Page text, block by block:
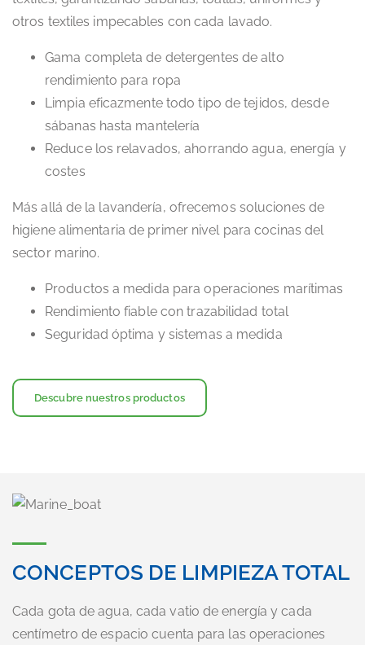
otros textiles impecables con cada lavado.
Gama completa de detergentes de alto
rendimiento para ropa
Limpia eficazmente todo tipo de tejidos, desde
sábanas hasta mantelería
Reduce los relavados, ahorrando agua, energía y
costes
Más allá de la lavandería, ofrecemos soluciones de
higiene alimentaria de primer nivel para cocinas del
sector marino.
Productos a medida para operaciones marítimas
Rendimiento fiable con trazabilidad total
Seguridad óptima y sistemas a medida
Descubre nuestros productos
CONCEPTOS DE LIMPIEZA TOTAL
Cada gota de agua, cada vatio de energía y cada
centímetro de espacio cuenta para las operaciones